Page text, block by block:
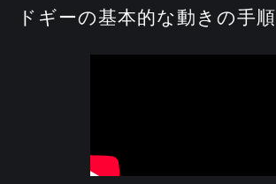
ドギーの基本的な動きの手順